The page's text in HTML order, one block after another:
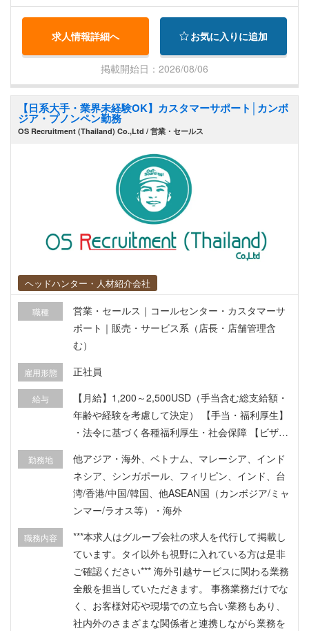
化プロジェクトおよびインフラ用部材のサプライ
チェーン管理を担うプロジェクトマネージャーを
募集します。 【業務内容】 ・日系大手クライアン
トの現場を訪問し、設備投資情報やニーズのヒア
リングを行う ・プロジェクトの見積もり作成、注
文受領、請求書発行、および客先との調整業務を
行う ・ベトナム現地の製造パートナー企業と工
程・製造スケジュールの進行管理を行う ・インフ
続きの進行管理を行う ・担当プロジェクトの売
上、支出、利益管理および進捗トラッキングを行
う ・ハノイ周辺工業団地にある客先工場やパート
ナー製造工場へ足を運び現場対応を行う ・同社の
管理職や現地の日本語通訳スタッフと密に連携
し、円滑な業務遂行を図る ・納期遅延や品質課題
が発生した際、パートナー企業と連携して迅速に
解決を図る ・現地パートナー開拓や新規ビジネス
展開のサポートを行う ・その他、付随業務
求人情報詳細へ お気に入りに追加
掲載開始日：2026/08/06
【日系大手・業界未経験OK】カスタマーサポート│カンボ
ジア・プノンペン勤務
OS Recruitment (Thailand) Co.,Ltd / 営業・セールス
ヘッドハンター・人材紹介会社
職種
営業・セールス｜コールセンター・カスタマーサ
ポート｜販売・サービス系（店長・店舗管理含
む）
雇用形態 正社員
給与
【月給】1,200～2,500USD（手当含む総支給額・
年齢や経験を考慮して決定） 【手当・福利厚生】
・法令に基づく各種福利厚生・社会保障 【ビザ・
勤務地
他アジア・海外、ベトナム、マレーシア、インド
ネシア、シンガポール、フィリピン、インド、台
湾/香港/中国/韓国、他ASEAN国（カンボジア/ミャ
ンマー/ラオス等）・海外
職務内容
***本求人はグループ会社の求人を代行して掲載し
ています。タイ以外も視野に入れている方は是非
ご確認ください*** 海外引越サービスに関わる業務
全般を担当していただきます。 事務業務だけでな
く、お客様対応や現場での立ち合い業務もあり、
社内外のさまざまな関係者と連携しながら業務を